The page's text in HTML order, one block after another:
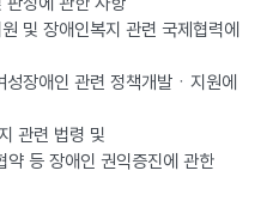
및 장애인복지 관련 국제협력에
장애인 관련 정책개발ㆍ지원에
관련 법령 및
약 등 장애인 권익증진에 관한